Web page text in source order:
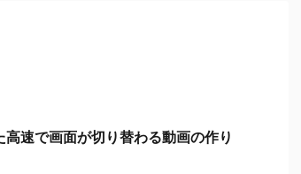
速で画面が切り替わる動画の作り